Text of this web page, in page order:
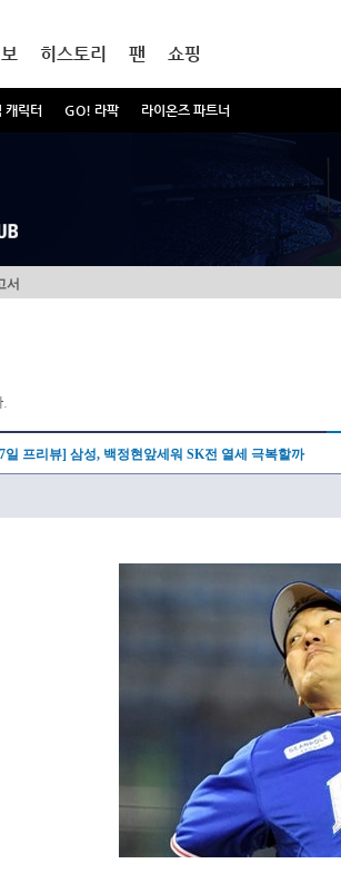
캐릭터 GO! 라팍 라이온즈 파트너
히스토리 팬 쇼핑
서
일 프리뷰] 삼성, 백정현앞세워 SK전 열세 극복할까